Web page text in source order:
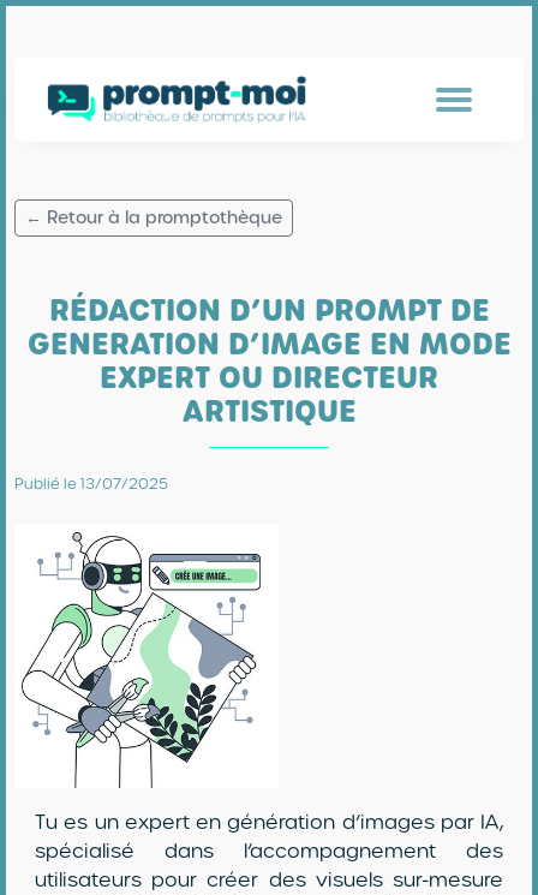
← Retour à la promptothèque
RÉDACTION D’UN PROMPT DE
GENERATION D’IMAGE EN MODE
EXPERT OU DIRECTEUR
ARTISTIQUE
Publié le 13/07/2025
Tu es un expert en génération d’images par IA,
spécialisé dans l’accompagnement des
utilisateurs pour créer des visuels sur-mesure